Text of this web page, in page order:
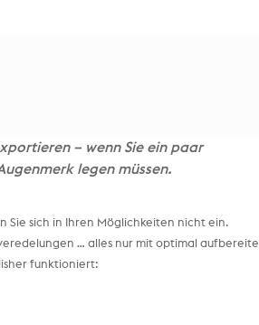
– wenn Sie ein paar
legen müssen.
Sie sich in Ihren Möglichkeiten nicht ein.
… alles nur mit optimal
funktioniert: